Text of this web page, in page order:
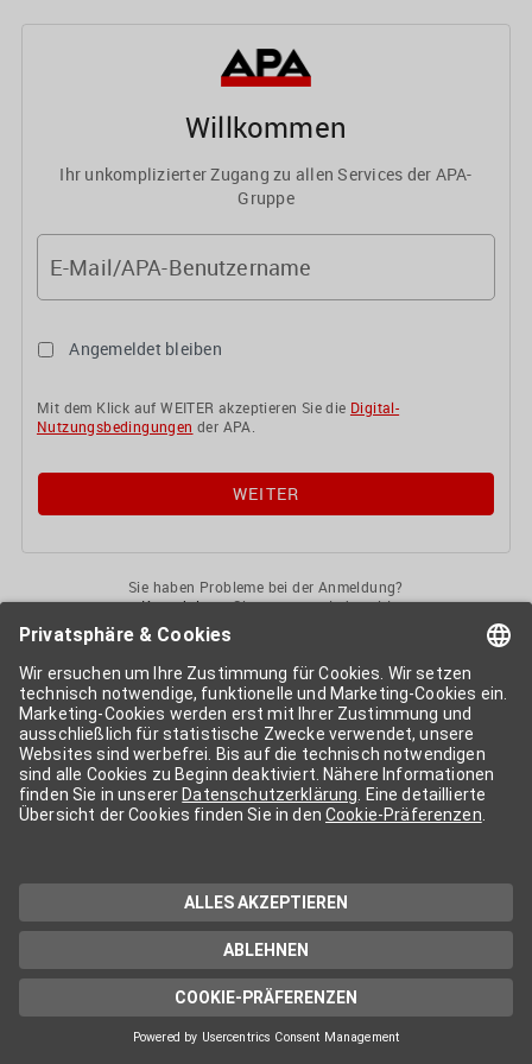
Willkommen
Ihr unkomplizierter Zugang zu allen Services der APA-
Gruppe
E-Mail/APA-Benutzername
Angemeldet bleiben
Mit dem Klick auf WEITER akzeptieren Sie die Digital-
Nutzungsbedingungen der APA.
Sie haben Probleme bei der Anmeldung?
KontaktierenSie uns gerne jederzeit!
APA-User
Services der APA-Gruppe. Für die Nutzung der einzelnen Anwendungen
kann eine weitere Freischaltung nötig sein. Kosten fallen nur nach einer
Bestellung und genauer Kosteninformation an.
Wenn nicht anders erwähnt, gelten dieAllgemeinen
Geschäftsbedingungender APA - Austria Presse Agentur.
Die von Ihnen angegebenen Daten werden ausschließlich für die
Zwecke der Demo-Nutzung bzw. des Vertragsverhältnisses genutzt.
Eine darüber hinaus gehende oder andersartige Verwendung ist nur mit
technischen Support stehen wir Ihnen jederzeit gerne zur Verfügung.
Datenschutzerklärung
Cookie-Präferenzen